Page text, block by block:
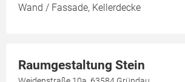
Wand / Fassade, Kellerdecke
Raumgestaltung Stein